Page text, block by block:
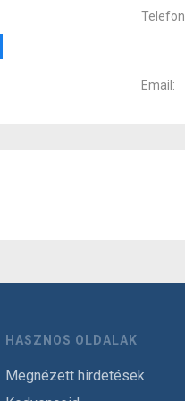
Telefon
Email
HASZNOS OLDALAK
Megnézett hirdetések